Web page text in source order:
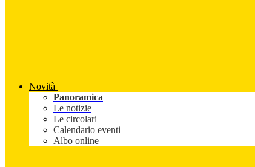
Novità
Panoramica
Le notizie
Le circolari
Calendario eventi
Albo online